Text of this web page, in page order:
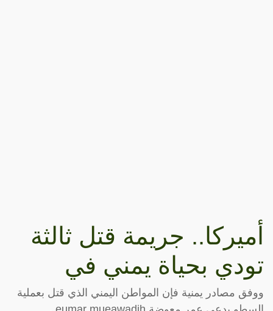
أميركا.. جريمة قتل ثالثة
تودي بحياة يمني في
ووفق مصادر يمنية فإن المواطن اليمني الذي قتل بعملية